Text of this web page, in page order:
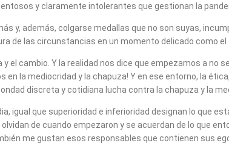
y claramente intolerantes que gestionan la
y, además, colgarse medallas que no son suyas,
de las circunstancias en un momento delicado como el
y el cambio. Y la realidad nos dice que empezamos a
la mediocridad y la chapuza! Y en ese entorno, la
discreta y cotidiana lucha contra la chapuza y la
igual que superioridad e inferioridad designan lo que
de cuando empezaron y se acuerdan de lo que
me gustan esos responsables que contienen sus